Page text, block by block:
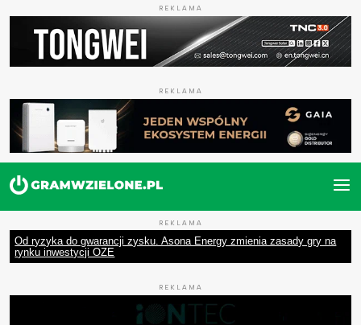
REKLAMA
REKLAMA
REKLAMA
Od ryzyka do gwarancji zysku. Asona Energy zmienia zasady gry na
rynku inwestycji OZE
REKLAMA